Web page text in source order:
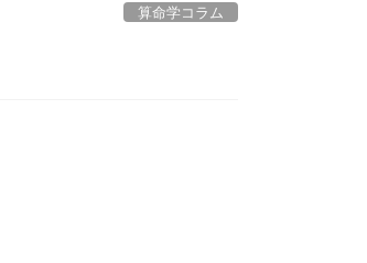
算命学コラム